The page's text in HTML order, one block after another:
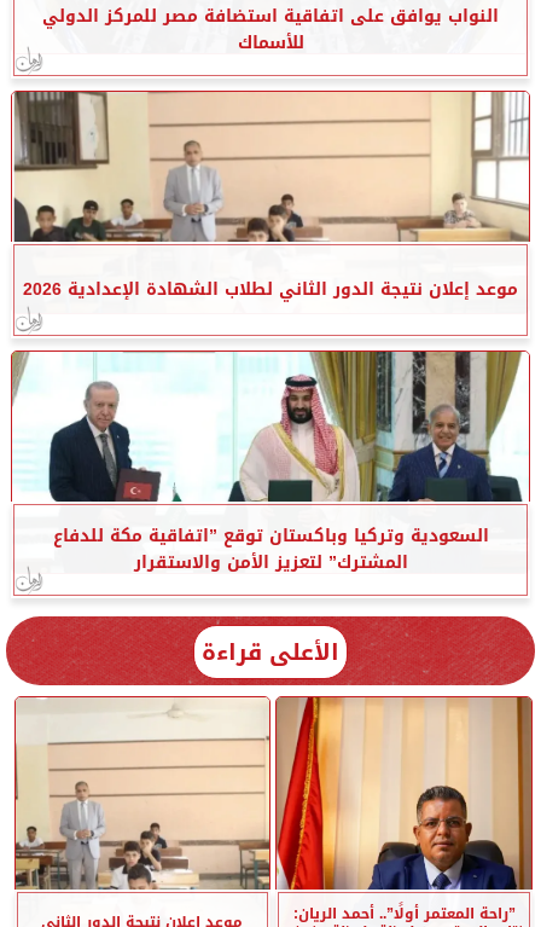
النواب يوافق على اتفاقية استضافة مصر للمركز الدولي
للأسماك
موعد إعلان نتيجة الدور الثاني لطلاب الشهادة الإعدادية 2026
السعودية وتركيا وباكستان توقع ”اتفاقية مكة للدفاع
المشترك” لتعزيز الأمن والاستقرار
الأعلى قراءة
”راحة المعتمر أولًا”.. أحمد الريان: